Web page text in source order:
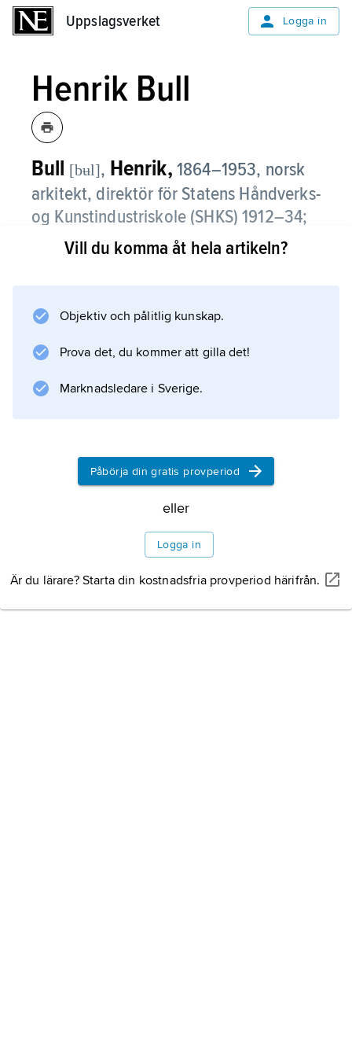
Uppslagsverket Logga in
Henrik Bull
Bull [bʉl], Henrik, 1864–1953, norsk
arkitekt, direktör för Statens Håndverks-
og Kunstindustriskole (SHKS) 1912–34;
jämför släktartikelBull.
tidiga verk i Oslo: Nationaltheatret (1899),
Regjeringsbygningen (1904).
Litteraturanvisning
Information om artikeln
Vill du komma åt hela artikeln?
Objektiv och pålitlig kunskap.
Prova det, du kommer att gilla det!
Marknadsledare i Sverige.
Påbörja din gratis provperiod
eller
Logga in
Är du lärare? Starta din kostnadsfria provperiod härifrån.